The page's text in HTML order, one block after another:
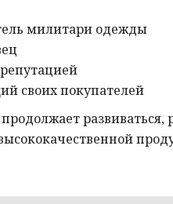
милитари одежды
своих покупателей
развиваться,